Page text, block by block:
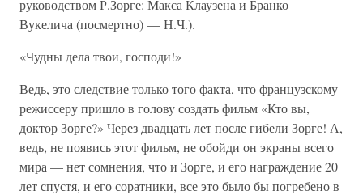
руководством Р.Зорге: Макса Клаузена и Бранко
Вукелича (посмертно) — Н.Ч.).
«Чудны дела твои, господи!»
Ведь, это следствие только того факта, что французскому
режиссеру пришло в голову создать фильм «Кто вы,
доктор Зорге?» Через двадцать лет после гибели Зорге! А,
ведь, не появись этот фильм, не обойди он экраны всего
мира — нет сомнения, что и Зорге, и его награждение 20
лет спустя, и его соратники, все это было бы погребено в